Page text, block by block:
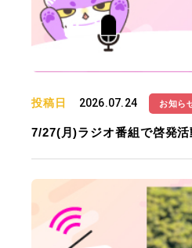
投稿日 2026.07.24 お知ら
7/27(月)ラジオ番組で啓発活